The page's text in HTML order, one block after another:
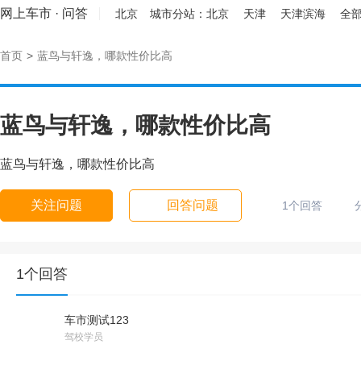
网上车市 · 问答 北京 城市分站： 北京 天津 天津滨海 全
首页 > 蓝鸟与轩逸，哪款性价比高
蓝鸟与轩逸，哪款性价比高
蓝鸟与轩逸，哪款性价比高
关注问题 回答问题 1个回答
1个回答
车市测试123
驾校学员